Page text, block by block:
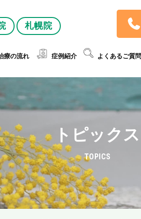
札幌院
療の流れ 症例紹介 よくあるご質問
トピックス
TOPICS